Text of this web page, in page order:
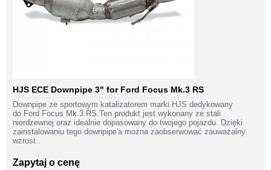
HJS ECE Downpipe 3" for Ford Focus Mk.3 RS
Downpipe ze sportowym katalizatorem marki HJS dedykowany
do Ford Focus Mk.3 RS.Ten produkt jest wykonany ze stali
nierdzewnej oraz idealnie dopasowany do twojego pojazdu. Dzięki
zainstalowaniu tego downpipe'a można zaobserwować zauważalny
wzrost..
Zapytaj o cenę